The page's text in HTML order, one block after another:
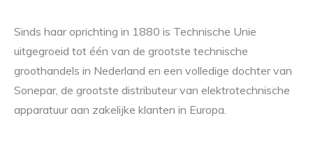
Sinds haar oprichting in 1880 is Technische Unie
uitgegroeid tot één van de grootste technische
groothandels in Nederland en een volledige dochter van
Sonepar, de grootste distributeur van elektrotechnische
apparatuur aan zakelijke klanten in Europa.